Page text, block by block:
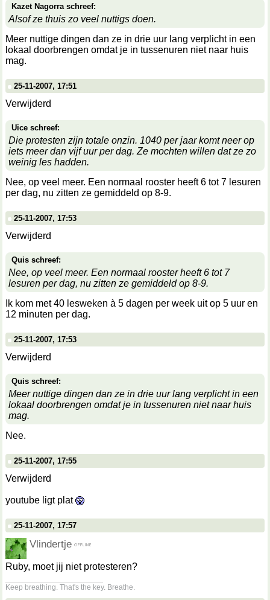
Kazet Nagorra schreef:
Alsof ze thuis zo veel nuttigs doen.
Meer nuttige dingen dan ze in drie uur lang verplicht in een
lokaal doorbrengen omdat je in tussenuren niet naar huis
mag.
25-11-2007, 17:51
Verwijderd
Uice schreef:
Die protesten zijn totale onzin. 1040 per jaar komt neer op
iets meer dan vijf uur per dag. Ze mochten willen dat ze zo
weinig les hadden.
Nee, op veel meer. Een normaal rooster heeft 6 tot 7 lesuren
per dag, nu zitten ze gemiddeld op 8-9.
25-11-2007, 17:53
Verwijderd
Quis schreef:
Nee, op veel meer. Een normaal rooster heeft 6 tot 7
lesuren per dag, nu zitten ze gemiddeld op 8-9.
Ik kom met 40 lesweken à 5 dagen per week uit op 5 uur en
12 minuten per dag.
25-11-2007, 17:53
Verwijderd
Quis schreef:
Meer nuttige dingen dan ze in drie uur lang verplicht in een
lokaal doorbrengen omdat je in tussenuren niet naar huis
mag.
Nee.
25-11-2007, 17:55
Verwijderd
youtube ligt plat
25-11-2007, 17:57
Vlindertje
Ruby, moet jij niet protesteren?
Keep breathing. That's the key. Breathe.